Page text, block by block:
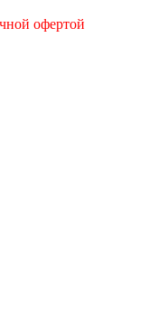
офертой